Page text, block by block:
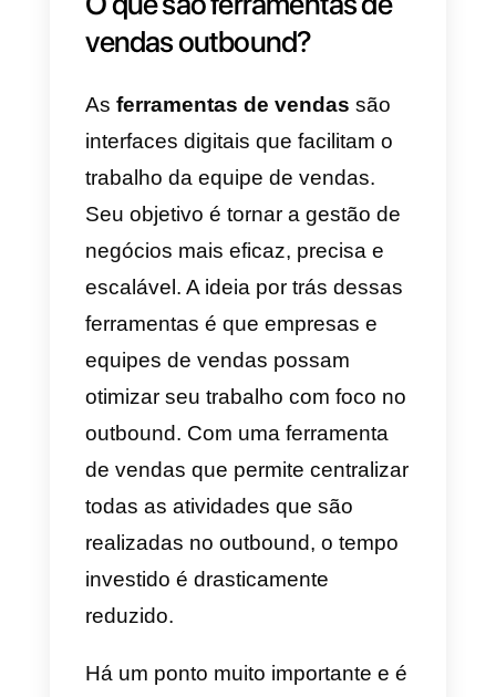
entre em contato com pessoas
em massa, organize e gerencie
chats, chamadas ou e-mails,
gerencie tarefas e contatos e, por
fim, facilite a venda e
comercialização do produto ou
serviço.
Por todos esses bons motivos,
neste artigo vamos te contar
quais são as6 ferramentas de
ventas outbound
pode ignorar e como essas
ferramentas vão facilitar o
trabalho da sua equipe de
vendas.